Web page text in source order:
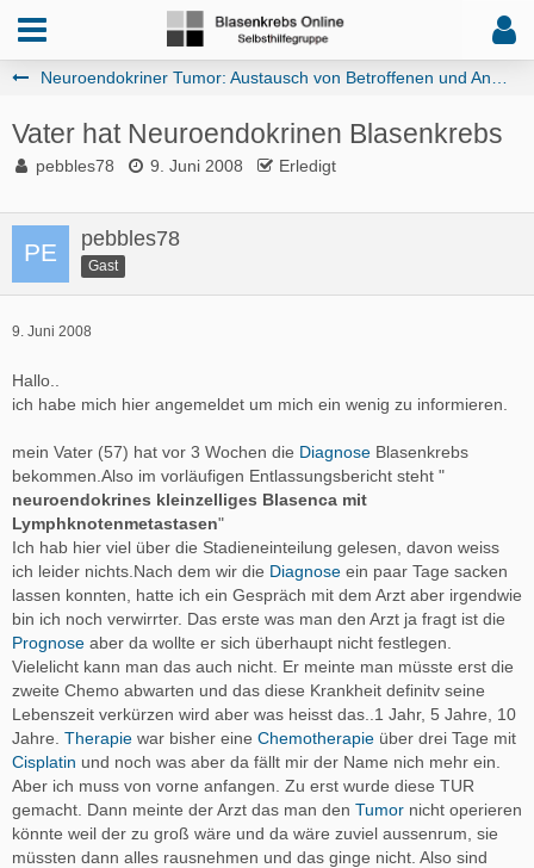
Vater hat Neuroendokrinen Blasenkrebs
pebbles78 9. Juni 2008 Erledigt
pebbles78
Gast
9. Juni 2008
Hallo..
ich habe mich hier angemeldet um mich ein wenig zu informieren.
mein Vater (57) hat vor 3 Wochen die Diagnose Blasenkrebs
bekommen.Also im vorläufigen Entlassungsbericht steht "
neuroendokrines kleinzelliges Blasenca mit
Lymphknotenmetastasen"
Ich hab hier viel über die Stadieneinteilung gelesen, davon weiss
ich leider nichts.Nach dem wir die Diagnose ein paar Tage sacken
lassen konnten, hatte ich ein Gespräch mit dem Arzt aber irgendwie
bin ich noch verwirrter. Das erste was man den Arzt ja fragt ist die
Prognose aber da wollte er sich überhaupt nicht festlegen.
Vielelicht kann man das auch nicht. Er meinte man müsste erst die
zweite Chemo abwarten und das diese Krankheit definitv seine
Lebenszeit verkürzen wird aber was heisst das..1 Jahr, 5 Jahre, 10
Jahre. Therapie war bisher eine Chemotherapie über drei Tage mit
Cisplatin und noch was aber da fällt mir der Name nich mehr ein.
Aber ich muss von vorne anfangen. Zu erst wurde diese TUR
gemacht. Dann meinte der Arzt das man den Tumor nicht operieren
könnte weil der zu groß wäre und da wäre zuviel aussenrum, sie
müssten dann alles rausnehmen und das ginge nicht. Also sind